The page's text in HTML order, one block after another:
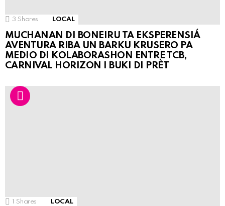
3 Shares LOCAL
MUCHANAN DI BONEIRU TA EKSPERENSIÁ
AVENTURA RIBA UN BARKU KRUSERO PA
MEDIO DI KOLABORASHON ENTRE TCB,
CARNIVAL HORIZON I BUKI DI PRÈT
Shares LOCAL